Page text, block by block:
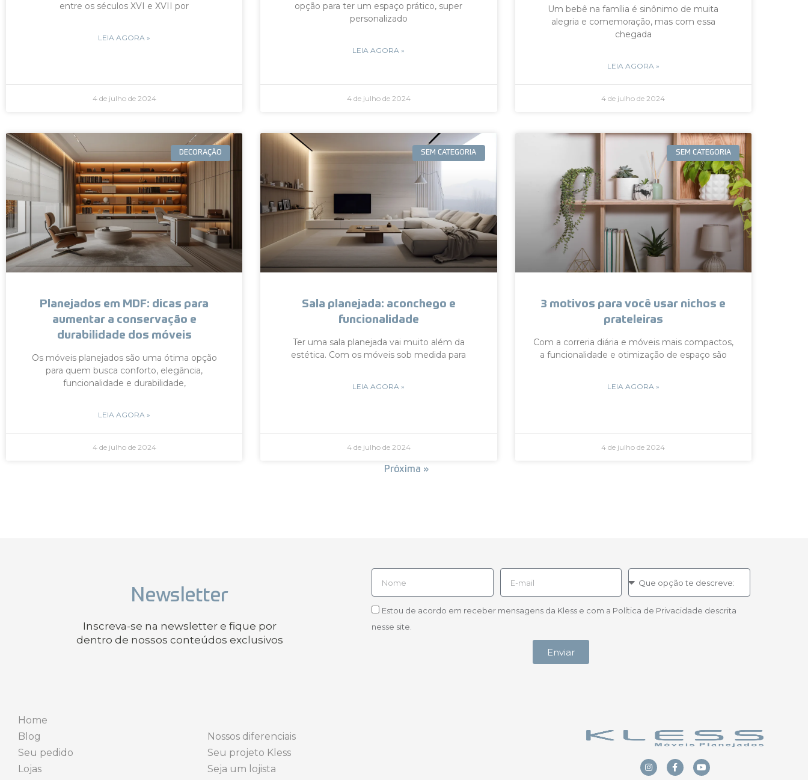
entre os séculos XVI e XVII por
LEIA AGORA »
4 de julho de 2024
opção para ter um espaço prático, super
personalizado
LEIA AGORA »
4 de julho de 2024
Um bebê na família é sinônimo de muita
alegria e comemoração, mas com essa
chegada
LEIA AGORA »
4 de julho de 2024
DECORAÇÃO
Planejados em MDF: dicas para
aumentar a conservação e
durabilidade dos móveis
Os móveis planejados são uma ótima opção
para quem busca conforto, elegância,
funcionalidade e durabilidade,
LEIA AGORA »
4 de julho de 2024
SEM CATEGORIA
Sala planejada: aconchego e
funcionalidade
Ter uma sala planejada vai muito além da
estética. Com os móveis sob medida para
LEIA AGORA »
4 de julho de 2024
SEM CATEGORIA
3 motivos para você usar nichos e
prateleiras
Com a correria diária e móveis mais compactos,
a funcionalidade e otimização de espaço são
LEIA AGORA »
4 de julho de 2024
Próxima »
Newsletter
Inscreva-se na newsletter e fique por
dentro de nossos conteúdos exclusivos
Estou de acordo em receber mensagens da Kless e com a Política de Privacidade descrita
nesse site.
Enviar
Home
Blog
Seu pedido
Lojas
Nossos diferenciais
Seu projeto Kless
Seja um lojista